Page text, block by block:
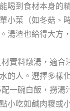
喝到食材本身的
小菜（如冬菇、
湯渣也給得大方
材實料燉湯，適合
的人。選擇多樣
一碗白飯，撈湯
小吃如鹹肉糭或